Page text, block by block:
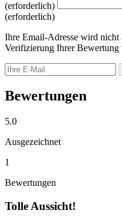
(erforderlich)
(erforderlich)
Ihre Email-Adresse wird
Verifizierung Ihrer Bewertung
Bewertungen
5.0
Ausgezeichnet
1
Bewertungen
Tolle Aussicht!